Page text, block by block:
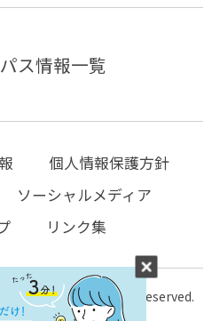
ス情報一覧
個人情報保護方針
ソーシャルメディア
リンク集
All Rights Reserved.